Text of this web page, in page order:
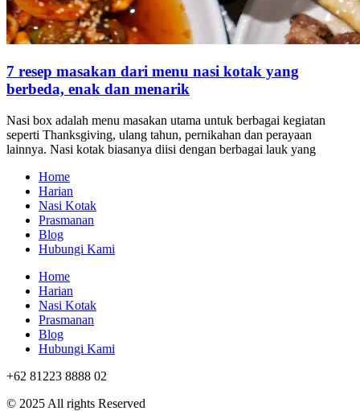
7 resep masakan dari menu nasi kotak yang
berbeda, enak dan menarik
Nasi box adalah menu masakan utama untuk berbagai kegiatan
seperti Thanksgiving, ulang tahun, pernikahan dan perayaan
lainnya. Nasi kotak biasanya diisi dengan berbagai lauk yang
Home
Harian
Nasi Kotak
Prasmanan
Blog
Hubungi Kami
Home
Harian
Nasi Kotak
Prasmanan
Blog
Hubungi Kami
+62 81223 8888 02
© 2025 All rights Reserved